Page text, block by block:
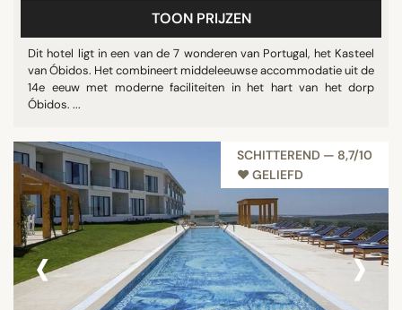
STER
niet beoordeeld
4 sterren
5 sterren
BEOORDELINGSSCORE
7/10
TOON PRIJZEN
Dit hotel ligt in een van de 7 wonderen van Portugal, het Kasteel
van Óbidos. Het combineert middeleeuwse accommodatie uit de
14e eeuw met moderne faciliteiten in het hart van het dorp
Óbidos. ...
SCHITTEREND — 8,7/10
♥︎ GELIEFD
‹ ›